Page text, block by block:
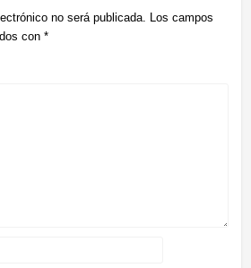
no será publicada. Los campos
con *